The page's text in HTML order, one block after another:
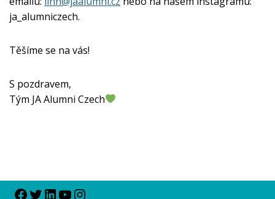
ja_alumniczech.
Těšíme se na vás!
S pozdravem,
Tým JA Alumni Czech